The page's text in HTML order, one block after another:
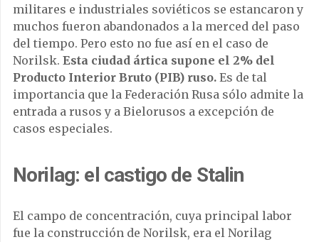
militares e industriales soviéticos se estancaron y
muchos fueron abandonados a la merced del paso
del tiempo. Pero esto no fue así en el caso de
Norilsk. Esta ciudad ártica supone el 2% del
Producto Interior Bruto (PIB) ruso. Es de tal
importancia que la Federación Rusa sólo admite la
entrada a rusos y a Bielorusos a excepción de
casos especiales.
Norilag: el castigo de Stalin
El campo de concentración, cuya principal labor
fue la construcción de Norilsk, era el Norilag